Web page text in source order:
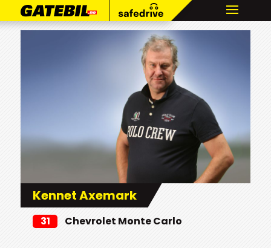
Kennet Axemark
31 Chevrolet Monte Carlo